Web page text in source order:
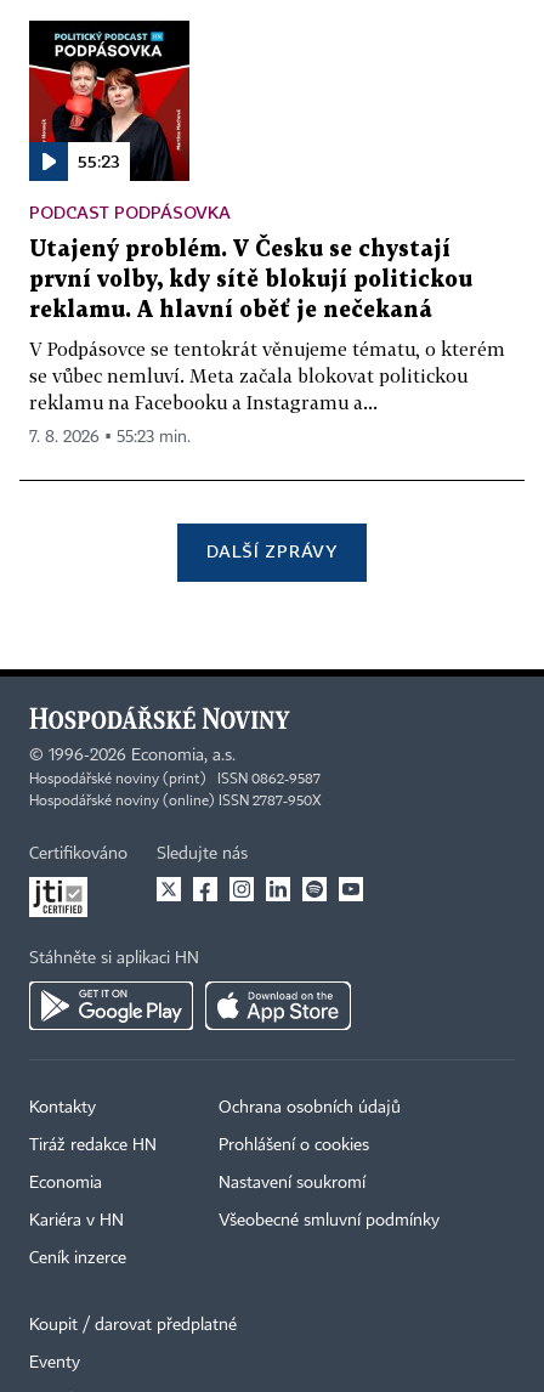
55:23
PODCAST PODPÁSOVKA
Utajený problém. V Česku se chystají
první volby, kdy sítě blokují politickou
reklamu. A hlavní oběť je nečekaná
V Podpásovce se tentokrát věnujeme tématu, o kterém
se vůbec nemluví. Meta začala blokovat politickou
reklamu na Facebooku a Instagramu a...
7. 8. 2026 ▪ 55:23 min.
DALŠÍ ZPRÁVY
© 1996-2026 Economia, a.s.
Hospodářské noviny (print) ISSN 0862-9587
Hospodářské noviny (online) ISSN 2787-950X
Certifikováno Sledujte nás
Stáhněte si aplikaci HN
Kontakty
Tiráž redakce HN
Economia
Kariéra v HN
Ceník inzerce
Ochrana osobních údajů
Prohlášení o cookies
Nastavení soukromí
Všeobecné smluvní podmínky
Koupit / darovat předplatné
Eventy